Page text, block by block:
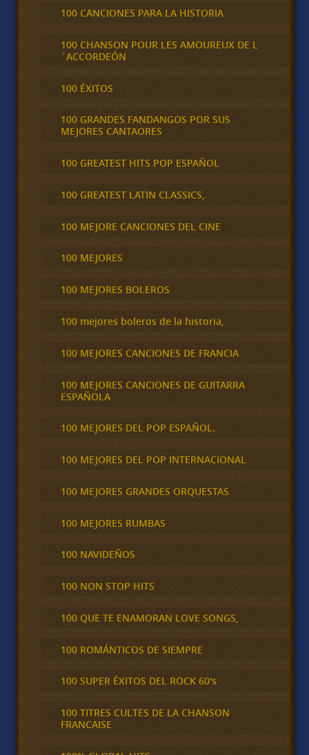
100 CANCIONES PARA LA HISTORIA
100 CHANSON POUR LES AMOUREUX DE L
´ACCORDEÓN
100 ÉXITOS
100 GRANDES FANDANGOS POR SUS
MEJORES CANTAORES
100 GREATEST HITS POP ESPAÑOL
100 GREATEST LATIN CLASSICS,
100 MEJORE CANCIONES DEL CINE
100 MEJORES
100 MEJORES BOLEROS
100 mejores boleros de la historia,
100 MEJORES CANCIONES DE FRANCIA
100 MEJORES CANCIONES DE GUITARRA
ESPAÑOLA
100 MEJORES DEL POP ESPAÑOL.
100 MEJORES DEL POP INTERNACIONAL
100 MEJORES GRANDES ORQUESTAS
100 MEJORES RUMBAS
100 NAVIDEÑOS
100 NON STOP HITS
100 QUE TE ENAMORAN LOVE SONGS,
100 ROMÁNTICOS DE SIEMPRE
100 SUPER ÉXITOS DEL ROCK 60's
100 TITRES CULTES DE LA CHANSON
FRANCAISE